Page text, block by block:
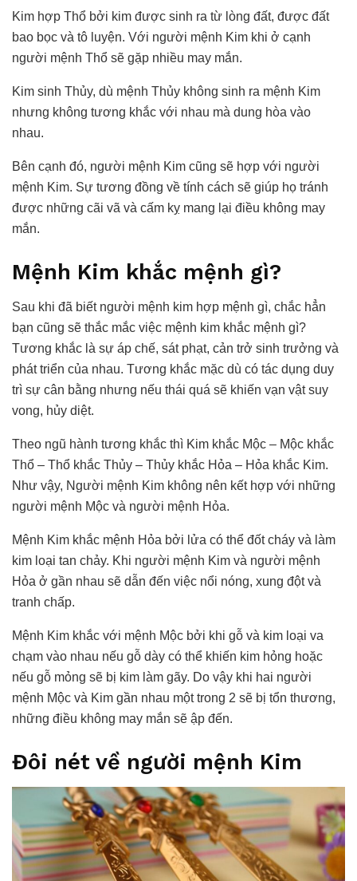
Kim hợp Thổ bởi kim được sinh ra từ lòng đất, được đất
bao bọc và tô luyện. Với người mệnh Kim khi ở cạnh
người mệnh Thổ sẽ gặp nhiều may mắn.
Kim sinh Thủy, dù mệnh Thủy không sinh ra mệnh Kim
nhưng không tương khắc với nhau mà dung hòa vào
nhau.
Bên cạnh đó, người mệnh Kim cũng sẽ hợp với người
mệnh Kim. Sự tương đồng về tính cách sẽ giúp họ tránh
được những cãi vã và cấm kỵ mang lại điều không may
mắn.
Mệnh Kim khắc mệnh gì?
Sau khi đã biết người mệnh kim hợp mệnh gì, chắc hẳn
bạn cũng sẽ thắc mắc việc mệnh kim khắc mệnh gì?
Tương khắc là sự áp chế, sát phạt, cản trở sinh trưởng và
phát triển của nhau. Tương khắc mặc dù có tác dụng duy
trì sự cân bằng nhưng nếu thái quá sẽ khiến vạn vật suy
vong, hủy diệt.
Theo ngũ hành tương khắc thì Kim khắc Mộc – Mộc khắc
Thổ – Thổ khắc Thủy – Thủy khắc Hỏa – Hỏa khắc Kim.
Như vậy, Người mệnh Kim không nên kết hợp với những
người mệnh Mộc và người mệnh Hỏa.
Mệnh Kim khắc mệnh Hỏa bởi lửa có thể đốt cháy và làm
kim loại tan chảy. Khi người mệnh Kim và người mệnh
Hỏa ở gần nhau sẽ dẫn đến việc nổi nóng, xung đột và
tranh chấp.
Mệnh Kim khắc với mệnh Mộc bởi khi gỗ và kim loại va
chạm vào nhau nếu gỗ dày có thể khiến kim hỏng hoặc
nếu gỗ mỏng sẽ bị kim làm gãy. Do vậy khi hai người
mệnh Mộc và Kim gần nhau một trong 2 sẽ bị tổn thương,
những điều không may mắn sẽ ập đến.
Đôi nét về người mệnh Kim